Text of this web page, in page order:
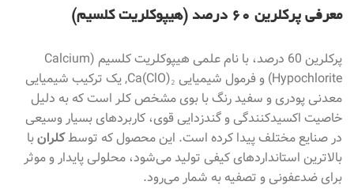
معرفی پرکلرین 60 درصد (هیپوکلریت کلسیم)
پرکلرین 60 درصد، با نام علمی هیپوکلریت کلسیم (Calcium
Hypochlorite) و فرمول شیمیایی Ca(ClO)₂, یک ترکیب شیمیایی
معدنی پودری و سفید رنگ با بوی مشخص کلر است که به دلیل
خاصیت اکسیدکنندگی و گندزدایی قوی، کاربردهای بسیار وسیعی
در صنایع مختلف پیدا کرده است. این محصول که توسطکلرانبا
بالاترین استانداردهای کیفی تولید می‌شود، محلولی پایدار و موثر
برای ضدعفونی و تصفیه به شمار می‌رود.